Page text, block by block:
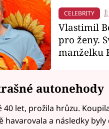
CELEBRITY
Vlastimil
pro ženy.
manželku
autonehody
40 let, prožila hrůzu.
havarovala a následky